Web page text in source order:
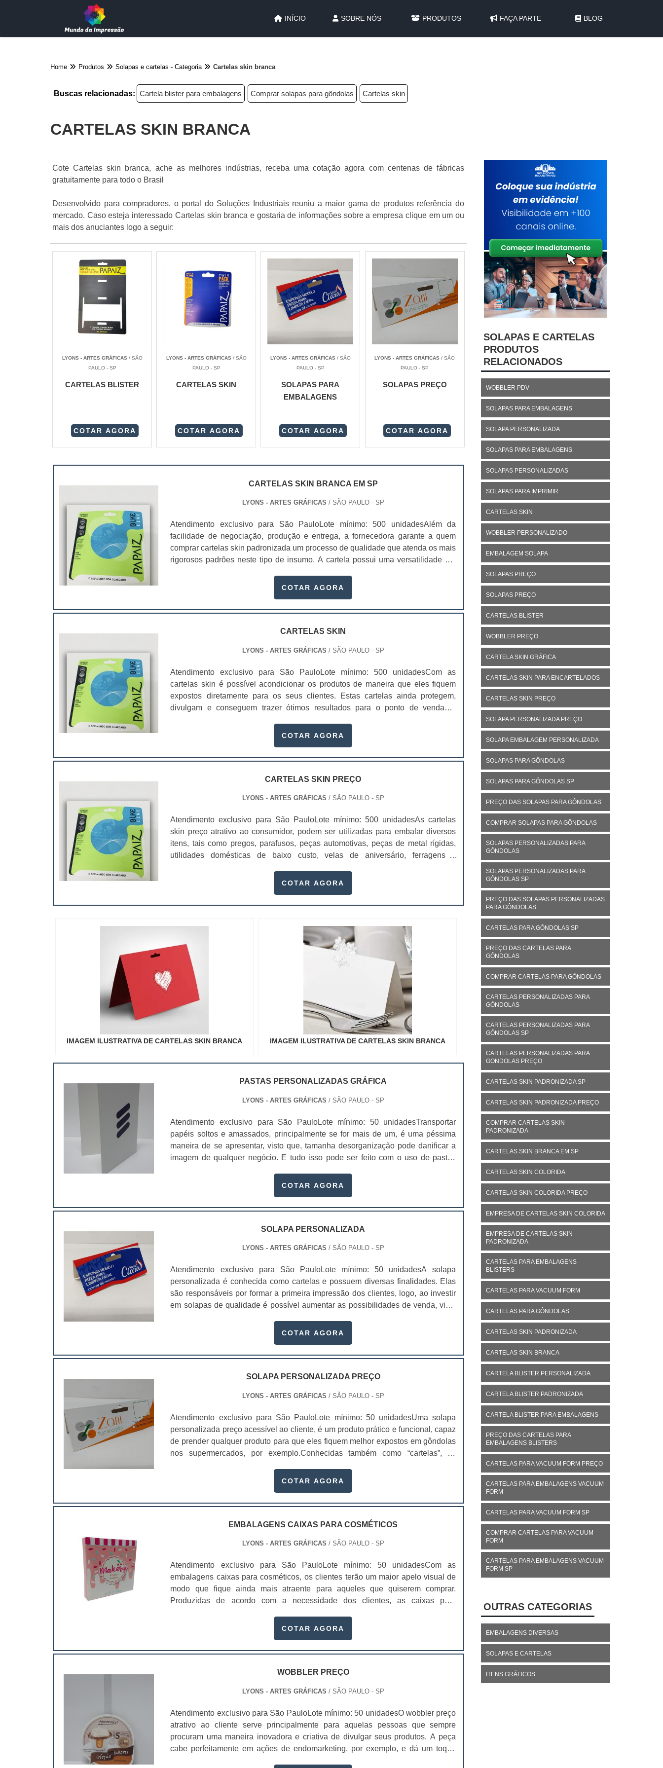
INÍCIO SOBRE NÓS PRODUTOS FAÇA PARTE BLOG
Home Produtos Solapas e cartelas - Categoria Cartelas skin branca
Buscas relacionadas: Cartela blister para embalagens Comprar solapas para gôndolas Cartelas skin
CARTELAS SKIN BRANCA
Cote Cartelas skin branca, ache as melhores indústrias, receba uma cotação agora com centenas de fábricas
gratuitamente para todo o Brasil
Desenvolvido para compradores, o portal do Soluções Industriais reuniu a maior gama de produtos referência do
mercado. Caso esteja interessado Cartelas skin branca e gostaria de informações sobre a empresa clique em um ou
mais dos anuciantes logo a seguir:
LYONS - ARTES GRÁFICAS/ SÃO
PAULO - SP
CARTELAS BLISTER
COTAR AGORA
LYONS - ARTES GRÁFICAS/ SÃO
PAULO - SP
CARTELAS SKIN
COTAR AGORA
LYONS - ARTES GRÁFICAS/ SÃO
PAULO - SP
SOLAPAS PARA
EMBALAGENS
COTAR AGORA
LYONS - ARTES GRÁFICAS / SÃO
PAULO - SP
SOLAPAS PREÇO
COTAR AGORA
CARTELAS SKIN BRANCA EM SP
LYONS - ARTES GRÁFICAS / SÃO PAULO - SP
Atendimento exclusivo para São PauloLote mínimo: 500 unidadesAlém da
facilidade de negociação, produção e entrega, a fornecedora garante a quem
comprar cartelas skin padronizada um processo de qualidade que atenda os mais
rigorosos padrões neste tipo de insumo. A cartela possui uma versatilidade em
você produzir seus materiais. As cartelas skin branca em SP ...
COTAR AGORA
CARTELAS SKIN
LYONS - ARTES GRÁFICAS / SÃO PAULO - SP
Atendimento exclusivo para São PauloLote mínimo: 500 unidadesCom as
cartelas skin é possível acondicionar os produtos de maneira que eles fiquem
expostos diretamente para os seus clientes. Estas cartelas ainda protegem,
divulgam e conseguem trazer ótimos resultados para o ponto de vendas.A
uma reação física por calor, na qual o papel resinado da cartela e est...
COTAR AGORA
CARTELAS SKIN PREÇO
LYONS - ARTES GRÁFICAS / SÃO PAULO - SP
Atendimento exclusivo para São PauloLote mínimo: 500 unidadesAs cartelas
skin preço atrativo ao consumidor, podem ser utilizadas para embalar diversos
itens, tais como pregos, parafusos, peças automotivas, peças de metal rígidas,
utilidades domésticas de baixo custo, velas de aniversário, ferragens e
diferentes materiais: papel duplex, triplex e a gramatura, em s...
COTAR AGORA
IMAGEM ILUSTRATIVA DE CARTELAS SKIN BRANCA IMAGEM ILUSTRATIVA DE CARTELAS SKIN BRANCA
PASTAS PERSONALIZADAS GRÁFICA
LYONS - ARTES GRÁFICAS / SÃO PAULO - SP
Atendimento exclusivo para São PauloLote mínimo: 50 unidadesTransportar
papéis soltos e amassados, principalmente se for mais de um, é uma péssima
maneira de se apresentar, visto que, tamanha desorganização pode danificar a
imagem de qualquer negócio. E tudo isso pode ser feito com o uso de pastas
modo que nenhum venha a amassar.No momento da apresentação de algum
COTAR AGORA
SOLAPA PERSONALIZADA
LYONS - ARTES GRÁFICAS / SÃO PAULO - SP
Atendimento exclusivo para São PauloLote mínimo: 50 unidadesA solapa
personalizada é conhecida como cartelas e possuem diversas finalidades. Elas
são responsáveis por formar a primeira impressão dos clientes, logo, ao investir
em solapas de qualidade é possível aumentar as possibilidades de venda, visto
solapa é ainda melhor, porque ela possui a identidade da empresa e consegue
COTAR AGORA
SOLAPA PERSONALIZADA PREÇO
LYONS - ARTES GRÁFICAS / SÃO PAULO - SP
Atendimento exclusivo para São PauloLote mínimo: 50 unidadesUma solapa
personalizada preço acessível ao cliente, é um produto prático e funcional, capaz
de prender qualquer produto para que eles fiquem melhor expostos em gôndolas
nos supermercados, por exemplo.Conhecidas também como “cartelas”, as
impressão nos clientes.Como consequência, quem investir em solapas
COTAR AGORA
EMBALAGENS CAIXAS PARA COSMÉTICOS
LYONS - ARTES GRÁFICAS / SÃO PAULO - SP
Atendimento exclusivo para São PauloLote mínimo: 50 unidadesCom as
embalagens caixas para cosméticos, os clientes terão um maior apelo visual de
modo que fique ainda mais atraente para aqueles que quiserem comprar.
Produzidas de acordo com a necessidade dos clientes, as caixas para
divulgação dos mesmos.Segmentos que utilizam a embalagem Setores de
COTAR AGORA
WOBBLER PREÇO
LYONS - ARTES GRÁFICAS / SÃO PAULO - SP
Atendimento exclusivo para São PauloLote mínimo: 50 unidadesO wobbler preço
atrativo ao cliente serve principalmente para aquelas pessoas que sempre
procuram uma maneira inovadora e criativa de divulgar seus produtos. A peça
cabe perfeitamente em ações de endomarketing, por exemplo, e dá um toque
SOLAPAS E CARTELAS
PRODUTOS
RELACIONADOS
WOBBLER PDV
SOLAPAS PARA EMBALAGENS
SOLAPA PERSONALIZADA
SOLAPAS PARA EMBALAGENS
SOLAPAS PERSONALIZADAS
SOLAPAS PARA IMPRIMIR
CARTELAS SKIN
WOBBLER PERSONALIZADO
EMBALAGEM SOLAPA
SOLAPAS PREÇO
SOLAPAS PREÇO
CARTELAS BLISTER
WOBBLER PREÇO
CARTELA SKIN GRÁFICA
CARTELAS SKIN PARA ENCARTELADOS
CARTELAS SKIN PREÇO
SOLAPA PERSONALIZADA PREÇO
SOLAPA EMBALAGEM PERSONALIZADA
SOLAPAS PARA GÔNDOLAS
SOLAPAS PARA GÔNDOLAS SP
PREÇO DAS SOLAPAS PARA GÔNDOLAS
COMPRAR SOLAPAS PARA GÔNDOLAS
SOLAPAS PERSONALIZADAS PARA
GÔNDOLAS
SOLAPAS PERSONALIZADAS PARA
GÔNDOLAS SP
PREÇO DAS SOLAPAS PERSONALIZADAS
PARA GÔNDOLAS
CARTELAS PARA GÔNDOLAS SP
PREÇO DAS CARTELAS PARA
GÔNDOLAS
COMPRAR CARTELAS PARA GÔNDOLAS
CARTELAS PERSONALIZADAS PARA
GÔNDOLAS
CARTELAS PERSONALIZADAS PARA
GÔNDOLAS SP
CARTELAS PERSONALIZADAS PARA
GONDOLAS PREÇO
CARTELAS SKIN PADRONIZADA SP
CARTELAS SKIN PADRONIZADA PREÇO
COMPRAR CARTELAS SKIN
PADRONIZADA
CARTELAS SKIN BRANCA EM SP
CARTELAS SKIN COLORIDA
CARTELAS SKIN COLORIDA PREÇO
EMPRESA DE CARTELAS SKIN COLORIDA
EMPRESA DE CARTELAS SKIN
PADRONIZADA
CARTELAS PARA EMBALAGENS
BLISTERS
CARTELAS PARA VACUUM FORM
CARTELAS PARA GÔNDOLAS
CARTELAS SKIN PADRONIZADA
CARTELAS SKIN BRANCA
CARTELA BLISTER PERSONALIZADA
CARTELA BLISTER PADRONIZADA
CARTELA BLISTER PARA EMBALAGENS
PREÇO DAS CARTELAS PARA
EMBALAGENS BLISTERS
CARTELAS PARA VACUUM FORM PREÇO
CARTELAS PARA EMBALAGENS VACUUM
FORM
CARTELAS PARA VACUUM FORM SP
COMPRAR CARTELAS PARA VACUUM
FORM
CARTELAS PARA EMBALAGENS VACUUM
FORM SP
OUTRAS CATEGORIAS
EMBALAGENS DIVERSAS
SOLAPAS E CARTELAS
ITENS GRÁFICOS